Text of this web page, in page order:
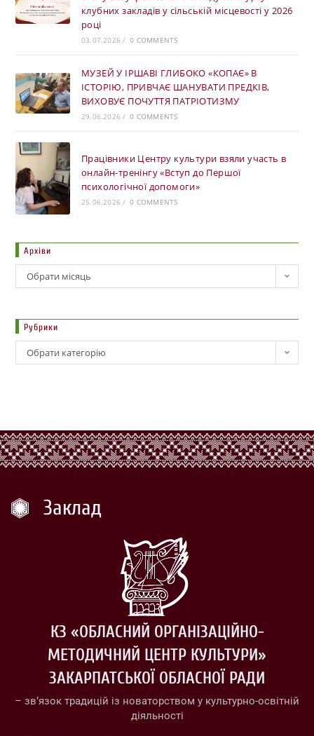
клубних закладів у сільській місцевості у 2026
році
03.07.2026 / 0 COMMENTS
МУЗЕЙ У ІРШАВІ ГЛИБОКО «КОПАЄ» В
ІСТОРІЮ, ПРИВЧАЄ ШАНУВАТИ ПРЕДКІВ,
ВИХОВУЄ ПОЧУТТЯ ПАТРІОТИЗМУ
29.06.2026 / 0 COMMENTS
Працівники Центру культури взяли участь в
онлайн-тренінгу «Вступ до Першої
психологічної допомоги»
25.06.2026 / 0 COMMENTS
Архіви
Обрати місяць
Рубрики
Обрати категорію
Заклад
КЗ «ОБЛАСНИЙ ОРГАНІЗАЦІЙНО-
МЕТОДИЧНИЙ ЦЕНТР КУЛЬТУРИ»
ЗАКАРПАТСЬКОЇ ОБЛАСНОЇ РАДИ
– зв’язок традицій із новаторством у культурно-освітній
діяльності